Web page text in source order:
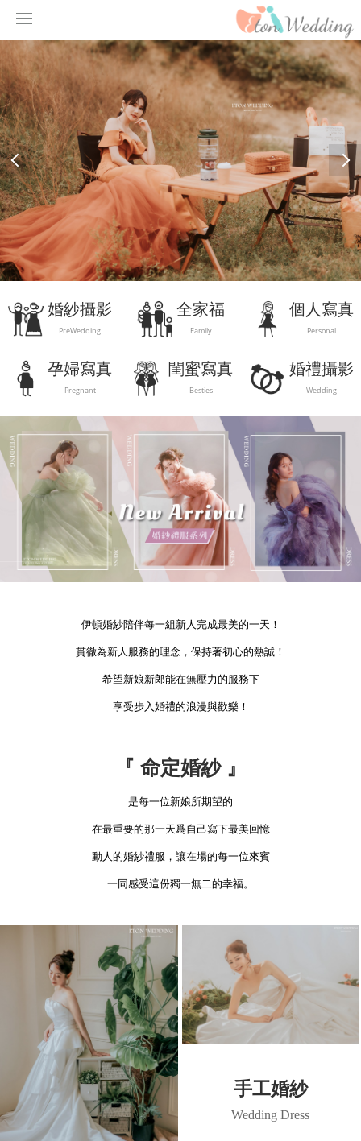
婚紗攝影
PreWedding
全家福
Family
個人寫真
Personal
孕婦寫真
Pregnant
閨蜜寫真
Besties
婚禮攝影
Wedding
伊頓婚紗陪伴每一組新人完成最美的一天！
貫徹為新人服務的理念，保持著初心的熱誠！
希望新娘新郎能在無壓力的服務下
享受步入婚禮的浪漫與歡樂！
『 命定婚紗』
是每一位新娘所期望的
在最重要的那一天爲自己寫下最美回憶
動人的婚紗禮服，讓在場的每一位來賓
一同感受這份獨一無二的幸福。
手工婚紗
Wedding Dress